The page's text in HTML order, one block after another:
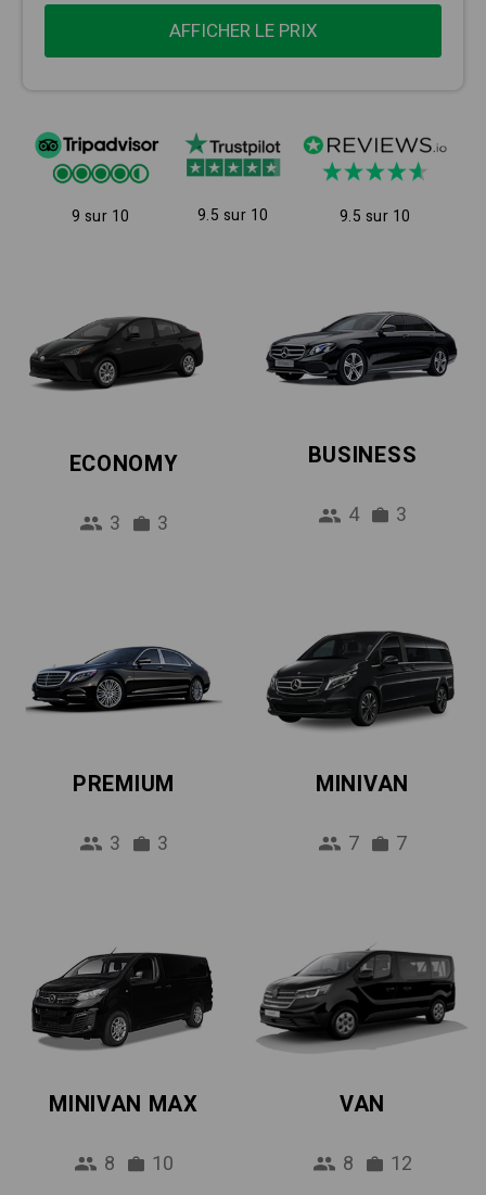
AFFICHER LE PRIX
9 sur 10 9.5 sur 10 9.5 sur 10
ECONOMY
3 3
BUSINESS
4 3
PREMIUM
3 3
MINIVAN
7 7
MINIVAN MAX
8 10
VAN
8 12